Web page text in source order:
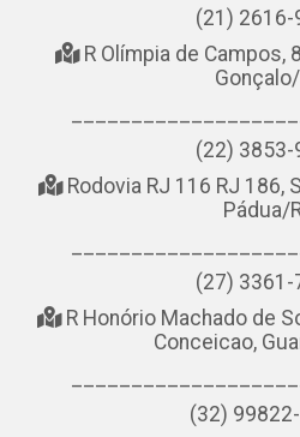
(21) 2616-
R Olímpia de Campos,
(22) 3853-
Rodovia RJ 116 RJ 186,
Pádua/
(27) 3361-
R Honório Machado de
Conceicao,
(32)